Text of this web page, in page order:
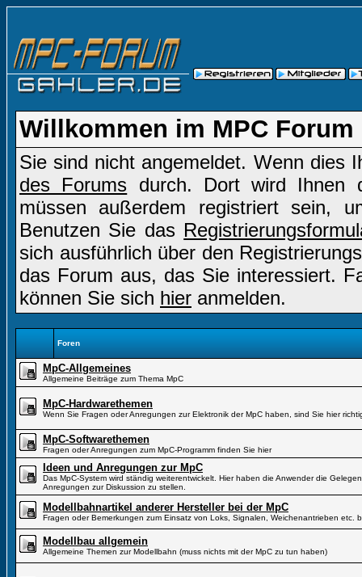
Willkommen im MPC Forum
Sie sind nicht angemeldet. Wenn
des Forums durch. Dort wird Ihnen
müssen außerdem registriert sein,
Benutzen Sie das
sich ausführlich über den
das Forum aus, das Sie interessiert.
können Sie sich hier anmelden.
Foren
MpC-Allgemeines
Allgemeine Beiträge zum Thema MpC
MpC-Hardwarethemen
Wenn Sie Fragen oder Anregungen zur Elektronik der MpC haben, sind Sie hier
MpC-Softwarethemen
Fragen oder Anregungen zum MpC-Programm finden Sie hier
Ideen und Anregungen zur MpC
Das MpC-System wird ständig weiterentwickelt. Hier haben die Anwender die
Anregungen zur Diskussion zu stellen.
Modellbahnartikel anderer Hersteller bei der MpC
Fragen oder Bemerkungen zum Einsatz von Loks, Signalen, Weichenantrieben etc.
Modellbau allgemein
Allgemeine Themen zur Modellbahn (muss nichts mit der MpC zu tun haben)